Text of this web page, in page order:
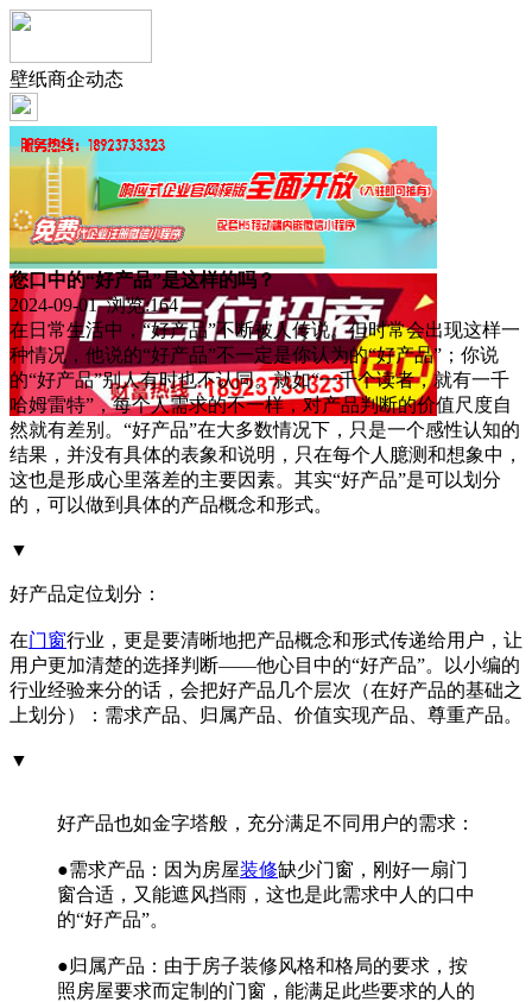
壁纸商企动态
您口中的“好产品”是这样的吗？
2024-09-01 浏览:164
在日常生活中，“好产品”不断被人传说。但时常会出现这样一
种情况，他说的“好产品”不一定是你认为的“好产品”；你说
的“好产品”别人有时也不认同。就如“一千个读者，就有一千
哈姆雷特”，每个人需求的不一样，对产品判断的价值尺度自
然就有差别。“好产品”在大多数情况下，只是一个感性认知的
结果，并没有具体的表象和说明，只在每个人臆测和想象中，
这也是形成心里落差的主要因素。其实“好产品”是可以划分
的，可以做到具体的产品概念和形式。
▼
好产品定位划分：
在门窗行业，更是要清晰地把产品概念和形式传递给用户，让
用户更加清楚的选择判断——他心目中的“好产品”。以小编的
行业经验来分的话，会把好产品几个层次（在好产品的基础之
上划分）：需求产品、归属产品、价值实现产品、尊重产品。
▼
好产品也如金字塔般，充分满足不同用户的需求：
●需求产品：因为房屋装修缺少门窗，刚好一扇门
窗合适，又能遮风挡雨，这也是此需求中人的口中
的“好产品”。
●归属产品：由于房子装修风格和格局的要求，按
照房屋要求而定制的门窗，能满足此些要求的人的